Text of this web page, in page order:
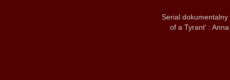
Serial
of a Tyrant' :